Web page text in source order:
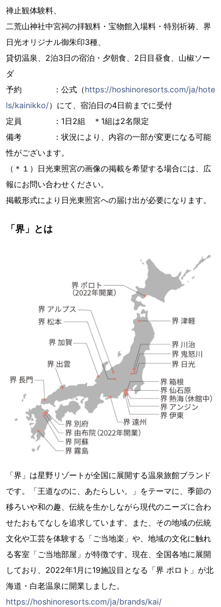
禅止観体験料、
二荒山神社中宮祠の拝観料・宝物館入場料・特別祈祷、界
日光オリジナル御朱印3種、
貸切温泉、2泊3日の宿泊・夕朝食、2日目昼食、山椒ソー
ダ
予約 ：公式（https://hoshinoresorts.com/ja/hote
ls/kainikko/）にて、宿泊日の4日前までに受付
定員 ：1日2組 ＊1組は2名限定
備考 ：状況により、内容の一部が変更になる可能
性がございます。
（＊１）日光東照宮の画像の掲載を希望する場合には、広
報にお問い合わせください。
掲載形式により日光東照宮への届け出が必要になります。
「界」とは
「界」は星野リゾートが全国に展開する温泉旅館ブランド
です。「王道なのに、あたらしい。」をテーマに、季節の
移ろいや和の趣、伝統を生かしながら現代のニーズに合わ
せたおもてなしを追求しています。また、その地域の伝統
文化や工芸を体験する「ご当地楽」や、地域の文化に触れ
る客室「ご当地部屋」が特徴です。現在、全国各地に展開
しており、2022年1月に19施設目となる「界 ポロト」が北
海道・白老温泉に開業しました。
https://hoshinoresorts.com/ja/brands/kai/